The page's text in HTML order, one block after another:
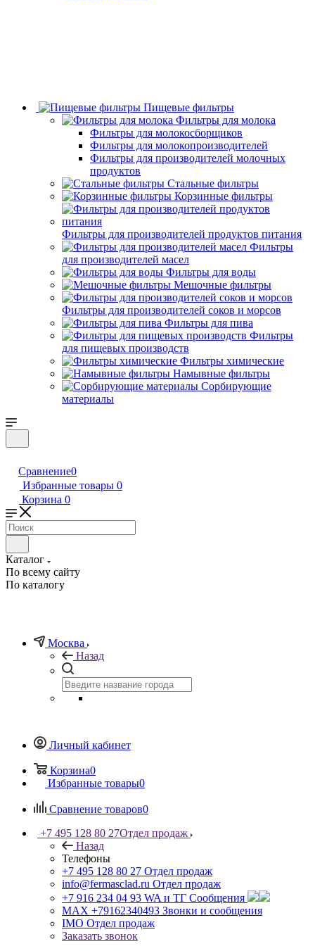
Пищевые фильтры
Фильтры для молока
Фильтры для молокосборщиков
Фильтры для молокопроизводителей
Фильтры для производителей молочных
продуктов
Стальные фильтры
Корзинные фильтры
Фильтры для производителей продуктов питания
Фильтры
для производителей масел
Фильтры для воды
Мешочные фильтры
Фильтры для производителей соков и морсов
Фильтры для пива
Фильтры
для пищевых производств
Фильтры химические
Намывные фильтры
Сорбирующие
материалы
Сравнение0
Избранные товары 0
Корзина 0
Каталог
По всему сайту
По каталогу
Москва
Назад
Личный кабинет
Корзина0
Избранные товары0
Сравнение товаров0
+7 495 128 80 27Отдел продаж
Назад
Телефоны
+7 495 128 80 27 Отдел продаж
info@fermasclad.ru Отдел продаж
+7 916 234 04 93 WA и ТГ Сообщения
MAX +79162340493 Звонки и сообщения
IMO Отдел продаж
Заказать звонок